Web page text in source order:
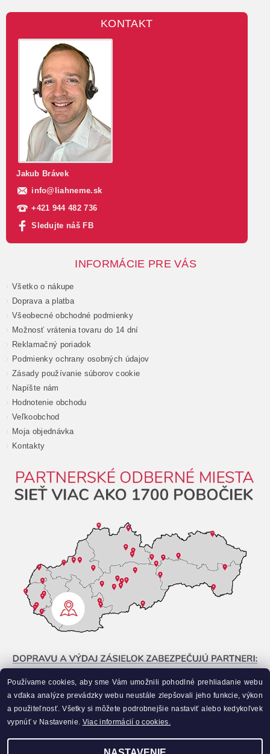
KONTAKT
Jakub Brávek
info@ liahneme.sk
+421 944 482 736
Sledujte náš FB
INFORMÁCIE PRE VÁS
Všetko o nákupe
Doprava a platba
Všeobecné obchodné podmienky
Možnosť vrátenia tovaru do 14 dní
Reklamačný poriadok
Podmienky ochrany osobných údajov
Zásady používanie súborov cookie
Napíšte nám
Hodnotenie obchodu
Veľkoobchod
Moja objednávka
Kontakty
Používame cookies, aby sme Vám umožnili pohodlné prehliadanie webu
a vďaka analýze prevádzky webu neustále zlepšovali jeho funkcie, výkon
a použiteľnosť. Všetky si môžete podrobnejšie nastaviť alebo kedykoľvek
vypnúť v Nastavenie. Viac informácií o cookies.